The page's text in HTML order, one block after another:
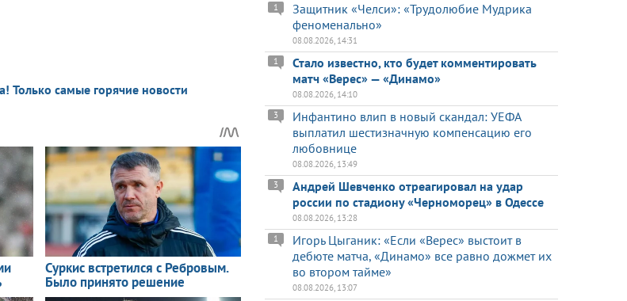
Только самые горячие новости
Защитник «Челси»: «Трудолюбие Мудрика
феноменально»
1
08.08.2026, 14:31
Стало известно, кто будет комментировать
матч «Верес» — «Динамо»
1
08.08.2026, 14:10
Инфантино влип в новый скандал: УЕФА
выплатил шестизначную компенсацию его
любовнице
3
08.08.2026, 13:49
Андрей Шевченко отреагировал на удар
россии по стадиону «Черноморец» в Одессе
3
08.08.2026, 13:28
Игорь Цыганик: «Если «Верес» выстоит в
дебюте матча, «Динамо» все равно дожмет их
во втором тайме»
1
08.08.2026, 13:07